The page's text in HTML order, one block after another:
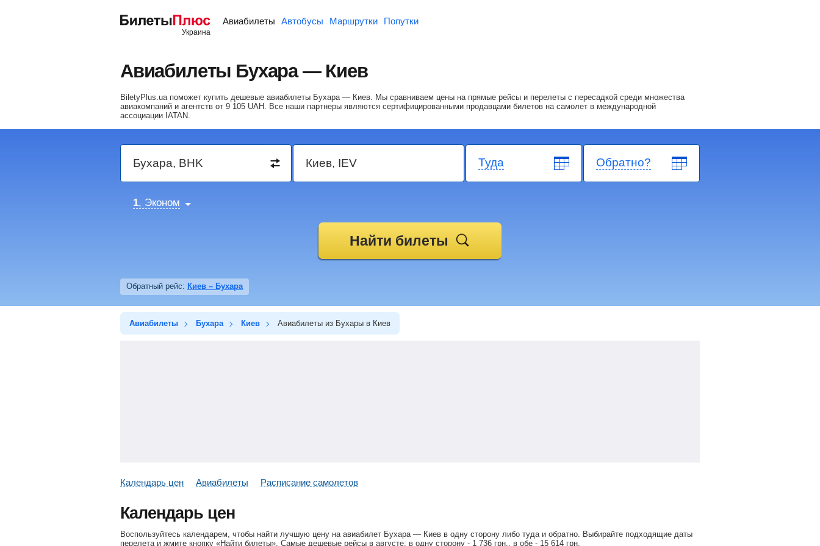
Авиабилеты Автобусы Маршрутки Попутки
Авиабилеты Бухара — Киев
BiletyPlus.ua поможет купить дешевые авиабилеты Бухара — Киев. Мы сравниваем цены на прямые рейсы и перелеты с пересадкой среди множества
авиакомпаний и агентств от 9 105 UAH . Все наши партнеры являются сертифицированными продавцами билетов на самолет в международной
ассоциации IATAN.
Туда Обратно?
1, Эконом
Найти билеты
Обратный рейс: Киев – Бухара
Авиабилеты Бухара Киев Авиабилеты из Бухары в Киев
Календарь цен Авиабилеты Расписание самолетов
Календарь цен
Воспользуйтесь календарем, чтобы найти лучшую цену на авиабилет Бухара — Киев в одну сторону либо туда и обратно. Выбирайте подходящие даты
перелета и жмите кнопку «Найти билеты». Самые дешевые рейсы в августе: в одну сторону - 1 736 грн., в обе - 15 614 грн.